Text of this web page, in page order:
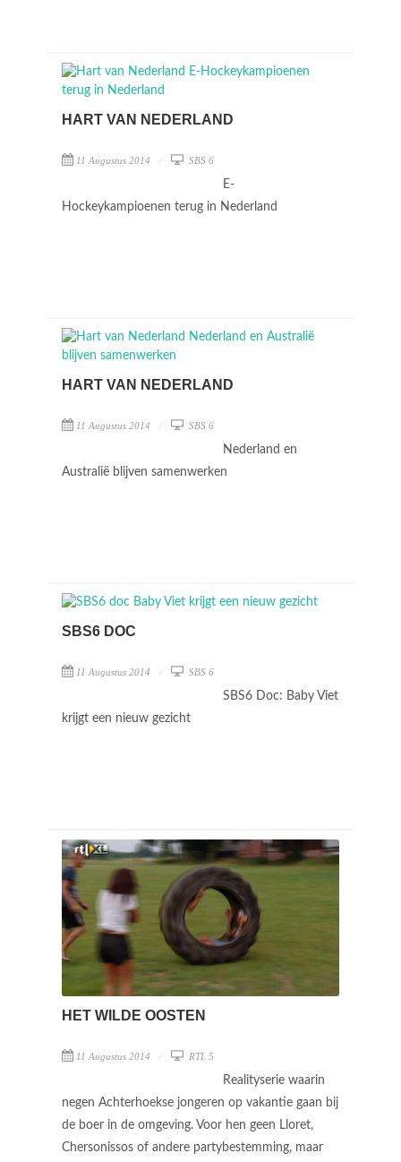
HART VAN NEDERLAND
11 Augustus 2014 SBS 6
E-
Hockeykampioenen terug in Nederland
HART VAN NEDERLAND
11 Augustus 2014 SBS 6
Nederland en
Australië blijven samenwerken
SBS6 DOC
11 Augustus 2014 SBS 6
SBS6 Doc: Baby Viet
krijgt een nieuw gezicht
HET WILDE OOSTEN
11 Augustus 2014 RTL 5
Realityserie waarin
negen Achterhoekse jongeren op vakantie gaan bij
de boer in de omgeving. Voor hen geen Lloret,
Chersonissos of andere partybestemming, maar